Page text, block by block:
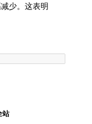
少。这表明
站